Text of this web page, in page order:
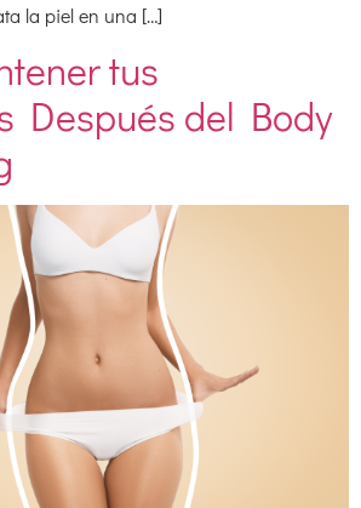
la piel en una […]
tus
Después del Body